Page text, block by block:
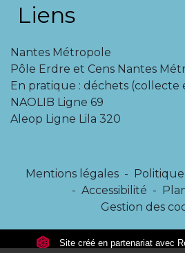
Liens
Nantes Métropole
Pôle Erdre et Cens Nantes
En pratique : déchets (collecte
NAOLIB Ligne 69
Aleop Ligne Lila 320
Mentions légales -
- Accessibilité -
Gestion des
Site créé en partenariat avec